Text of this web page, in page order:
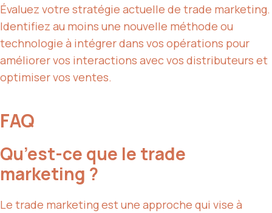
Évaluez votre stratégie actuelle de trade marketing.
Identifiez au moins une nouvelle méthode ou
technologie à intégrer dans vos opérations pour
améliorer vos interactions avec vos distributeurs et
optimiser vos ventes.
FAQ
Qu’est-ce que le trade
marketing ?
Le trade marketing est une approche qui vise à